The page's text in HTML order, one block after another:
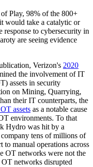
Play, 98% of the 800+
would take a catalytic or
response to cybersecurity in
are seeing evidence
Verizon's 2020
the involvement of IT
assets in security
on Mining, Quarrying,
their IT counterparts, the
assets as a notable cause
environments. To that
Hydro was hit by a
tens of millions of
to manual operations across
OT networks were not the
networks disrupted